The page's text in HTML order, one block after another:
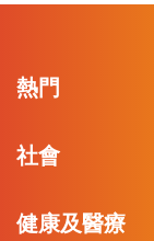
熱門
社會
健康及醫療